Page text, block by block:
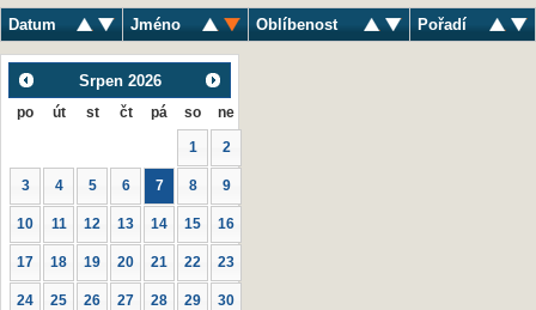
Datum Jméno Oblíbenost Pořadí
Srpen 2026
po út st čt pá so ne
1 2
3 4 5 6 7 8 9
10 11 12 13 14 15 16
17 18 19 20 21 22 23
24 25 26 27 28 29 30